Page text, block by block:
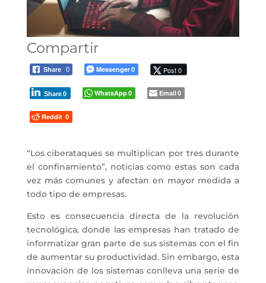
Compartir
Share 0 Messenger0 Post 0
Share0 WhatsApp0 Email0
Reddit 0
“Los ciberataques se multiplican por tres durante
el confinamiento”, noticias como estas son cada
vez más comunes y afectan en mayor medida a
todo tipo de empresas.
Esto es consecuencia directa de la revolución
tecnológica, donde las empresas han tratado de
informatizar gran parte de sus sistemas con el fin
de aumentar su productividad. Sin embargo, esta
innovación de los sistemas conlleva una serie de